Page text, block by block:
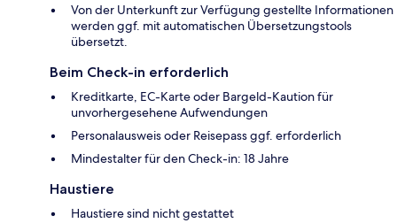
Von der Unterkunft zur Verfügung gestellte Informationen
werden ggf. mit automatischen Übersetzungstools
übersetzt.
Beim Check-in erforderlich
Kreditkarte, EC-Karte oder Bargeld-Kaution für
unvorhergesehene Aufwendungen
Personalausweis oder Reisepass ggf. erforderlich
Mindestalter für den Check-in: 18 Jahre
Haustiere
Haustiere sind nicht gestattet